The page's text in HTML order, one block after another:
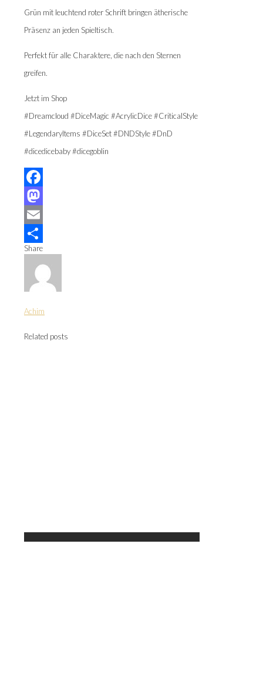
Grün mit leuchtend roter Schrift bringen ätherische
Präsenz an jeden Spieltisch.
Perfekt für alle Charaktere, die nach den Sternen
greifen.
Jetzt im Shop
#Dreamcloud #DiceMagic #AcrylicDice #CriticalStyle
#LegendaryItems #DiceSet #DNDStyle #DnD
#dicedicebaby #dicegoblin
Facebook
Mastodon
Email
Teilen
Share
Achim
Related posts